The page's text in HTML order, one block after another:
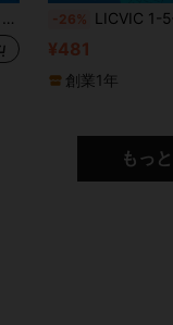
-26% LICVIC 1-5個 名前入りヘアクリップ、名前入りアリゲータークリップ、カスタムバレッタ、ガールズヘアクリップ、誕生日プレゼント、クリスマスプレゼント、プリンセスヘアクリップ、母の日ギフト、バレンタインデーギフト、おばあちゃんへのプレゼント、ブライズメイドギフ
¥481
創業1年
もっ